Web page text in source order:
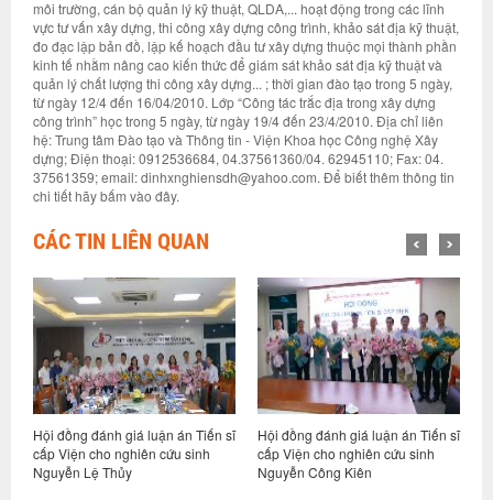
môi trường, cán bộ quản lý kỹ thuật, QLDA,... hoạt động trong các lĩnh
vực tư vấn xây dựng, thi công xây dựng công trình, khảo sát địa kỹ thuật,
đo đạc lập bản đồ, lập kế hoạch đầu tư xây dựng thuộc mọi thành phần
kinh tế nhằm nâng cao kiến thức để giám sát khảo sát địa kỹ thuật và
quản lý chất lượng thi công xây dựng... ; thời gian đào tạo trong 5 ngày,
từ ngày 12/4 đến 16/04/2010. Lớp “Công tác trắc địa trong xây dựng
công trình” học trong 5 ngày, từ ngày 19/4 đến 23/4/2010. Địa chỉ liên
hệ: Trung tâm Đào tạo và Thông tin - Viện Khoa học Công nghệ Xây
dựng; Điện thoại: 0912536684, 04.37561360/04. 62945110; Fax: 04.
37561359; email: dinhxnghiensdh@yahoo.com. Để biết thêm thông tin
chi tiết hãy bấm vào đây.
CÁC TIN LIÊN QUAN
Hội đồng đánh giá luận án Tiến sĩ
cấp Viện cho nghiên cứu sinh
Nguyễn Lệ Thủy
Hội đồng đánh giá luận án Tiến sĩ
cấp Viện cho nghiên cứu sinh
Nguyễn Công Kiên